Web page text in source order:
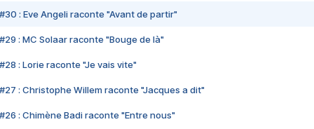
#30 : Eve Angeli raconte "Avant de partir"
#29 : MC Solaar raconte "Bouge de là"
#28 : Lorie raconte "Je vais vite"
#27 : Christophe Willem raconte "Jacques a dit"
#26 : Chimène Badi raconte "Entre nous"